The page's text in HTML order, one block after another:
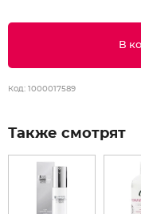
В
Код: 1000017589
Также смотрят